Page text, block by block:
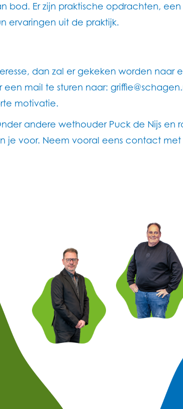
bod. Er zijn praktische opdrachten,
ervaringen uit de praktijk.
dan zal er gekeken worden naar
mail te sturen naar:
motivatie.
andere wethouder Puck de Nijs en
je voor. Neem vooral eens contact